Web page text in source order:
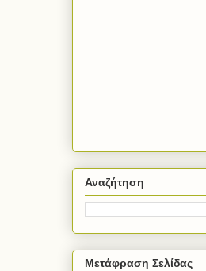
Αναζήτηση
Μετάφραση Σελίδας